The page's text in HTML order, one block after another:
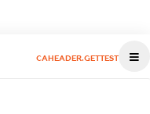
CAHEADER.GETTEST